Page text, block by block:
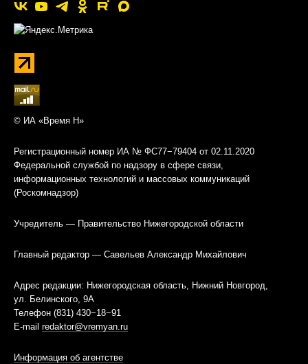
© ИА «Время Н»
Регистрационный номер ИА № ФС77−79404 от 02.11.2020
Федеральной службой по надзору в сфере связи,
информационных технологий и массовых коммуникаций
(Роскомнадзор)
Учредитель — Правительство Нижегородской области
Главный редактор — Савельев Александр Михайлович
Адрес редакции: Нижегородская область, Нижний Новгород,
ул. Белинского, 9А
Телефон (831) 430−18−91
E-mail redaktor@vremyan.ru
Информация об агентстве